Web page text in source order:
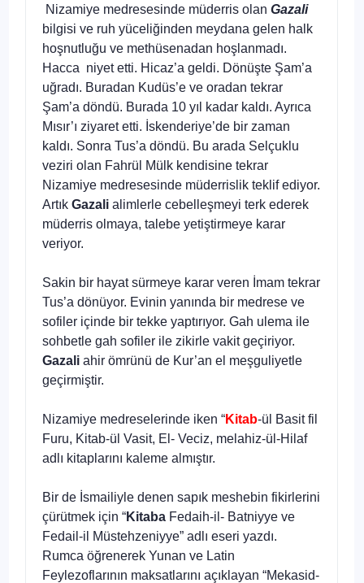
Nizamiye medresesinde müderris olan Gazali
bilgisi ve ruh yüceliğinden meydana gelen halk
hoşnutluğu ve methüsenadan hoşlanmadı.
Hacca niyet etti. Hicaz’a geldi. Dönüşte Şam’a
uğradı. Buradan Kudüs’e ve oradan tekrar
Şam’a döndü. Burada 10 yıl kadar kaldı. Ayrıca
Mısır’ı ziyaret etti. İskenderiye’de bir zaman
kaldı. Sonra Tus’a döndü. Bu arada Selçuklu
veziri olan Fahrül Mülk kendisine tekrar
Nizamiye medresesinde müderrislik teklif ediyor.
Artık Gazali alimlerle cebelleşmeyi terk ederek
müderris olmaya, talebe yetiştirmeye karar
veriyor.
Sakin bir hayat sürmeye karar veren İmam tekrar
Tus’a dönüyor. Evinin yanında bir medrese ve
sofiler içinde bir tekke yaptırıyor. Gah ulema ile
sohbetle gah sofiler ile zikirle vakit geçiriyor.
Gazali ahir ömrünü de Kur’an el meşguliyetle
geçirmiştir.
Nizamiye medreselerinde iken “Kitab-ül Basit fil
Furu, Kitab-ül Vasit, El- Veciz, melahiz-ül-Hilaf
adlı kitaplarını kaleme almıştır.
Bir de İsmailiyle denen sapık meshebin fikirlerini
çürütmek için “Kitaba Fedaih-il- Batniyye ve
Fedail-il Müstehzeniyye” adlı eseri yazdı.
Rumca öğrenerek Yunan ve Latin
Feylezoflarının maksatlarını açıklayan “Mekasid-